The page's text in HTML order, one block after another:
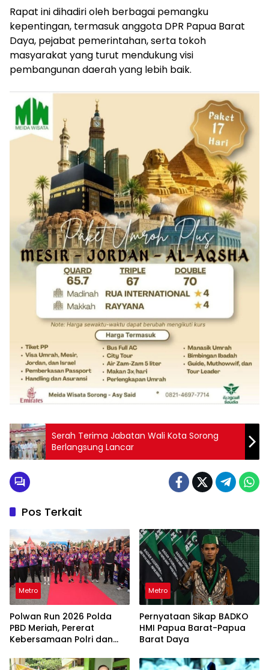
Rapat ini dihadiri oleh berbagai pemangku
kepentingan, termasuk anggota DPR Papua Barat
Daya, pejabat pemerintahan, serta tokoh
masyarakat yang turut mendukung visi
pembangunan daerah yang lebih baik.
Serah Terima Jabatan Wali Kota Sorong
Berlangsung Lancar
Pos Terkait
Metro
Polwan Run 2026 Polda
PBD Meriah, Pererat
Kebersamaan Polri dan
Metro
Pernyataan Sikap BADKO
HMI Papua Barat-Papua
Barat Daya